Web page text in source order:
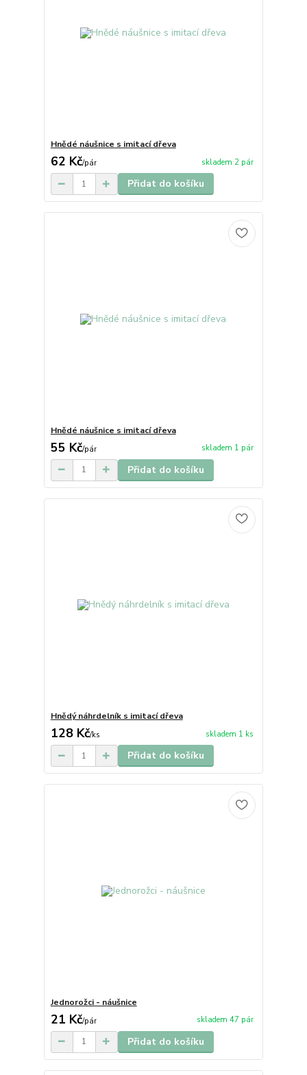
Hnědé náušnice s imitací dřeva
62 Kč/pár skladem 2 pár
Přidat do košíku
Hnědé náušnice s imitací dřeva
55 Kč/pár skladem 1 pár
Přidat do košíku
Hnědý náhrdelník s imitací dřeva
128 Kč/ks skladem 1 ks
Přidat do košíku
Jednorožci - náušnice
21 Kč/pár skladem 47 pár
Přidat do košíku